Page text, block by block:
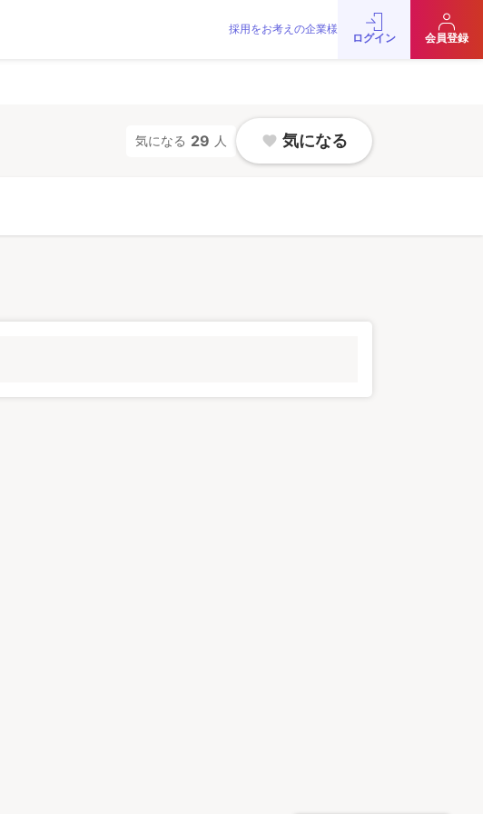
採用をお考えの企業様
ログイン 会員登録
気になる 29 人 favorite 気になる
お問い合わせJobRainbow MAGAZINE